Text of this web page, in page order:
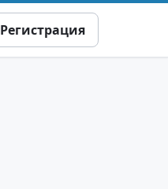
Регистрация